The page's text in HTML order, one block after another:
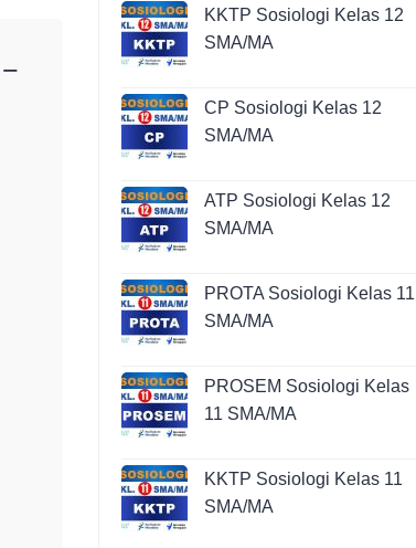
−
KKTP Sosiologi Kelas 12
SMA/MA
CP Sosiologi Kelas 12
SMA/MA
ATP Sosiologi Kelas 12
SMA/MA
PROTA Sosiologi Kelas 11
SMA/MA
PROSEM Sosiologi Kelas
11 SMA/MA
KKTP Sosiologi Kelas 11
SMA/MA